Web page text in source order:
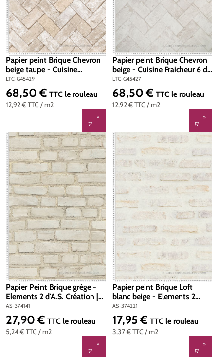
Papier peint Brique Chevron
beige taupe - Cuisine
Fraicheur 6 de Lutèce | Réf.
LTC-G45429
LTC-G45429
12,92 €TTC / m2
Prix régulier :
68,50 € TTC le rouleau
Papier peint Brique Chevron
beige - Cuisine Fraicheur 6 de
Lutèce | Réf. LTC-G45427
LTC-G45427
12,92 €TTC / m2
Prix régulier :
68,50 € TTC le rouleau
Papier Peint Brique grège -
Elements 2 d'A.S. Création |
Réf. AS-374141
AS-374141
5,24 €TTC / m2
Prix régulier :
27,90 € TTC le rouleau
Papier peint Brique Loft
blanc beige - Elements 2
d'A.S. Création | Réf. AS-
374221
AS-374221
3,37 €TTC / m2
Prix régulier :
17,95 € TTC le rouleau